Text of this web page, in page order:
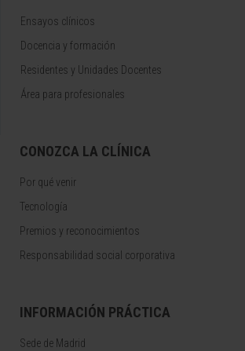
Ensayos clínicos
Docencia y formación
Residentes y Unidades Docentes
Área para profesionales
CONOZCA LA CLÍNICA
Por qué venir
Tecnología
Premios y reconocimientos
Responsabilidad social corporativa
INFORMACIÓN PRÁCTICA
Sede de Madrid